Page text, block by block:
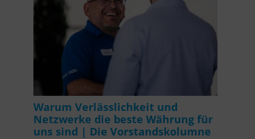
Warum Verlässlichkeit und
Netzwerke die beste Währung für
uns sind | Die Vorstandskolumne